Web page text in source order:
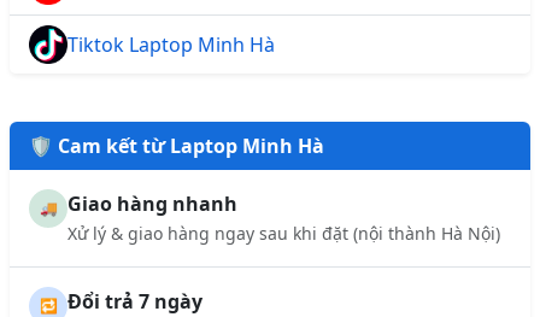
Tiktok Laptop Minh Hà
🛡️ Cam kết từ Laptop Minh Hà
🚚 Giao hàng nhanh
Xử lý & giao hàng ngay sau khi đặt (nội thành Hà Nội)
🔁 Đổi trả 7 ngày